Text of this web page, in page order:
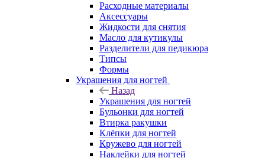
Расходные материалы
Аксессуары
Жидкости для снятия
Масло для кутикулы
Разделители для педикюра
Типсы
Формы
Украшения для ногтей
Назад
Украшения для ногтей
Бульонки для ногтей
Втирка ракушки
Клёпки для ногтей
Кружево для ногтей
Наклейки для ногтей